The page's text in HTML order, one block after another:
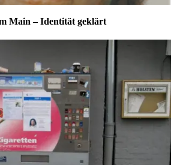
Main – Identität geklärt